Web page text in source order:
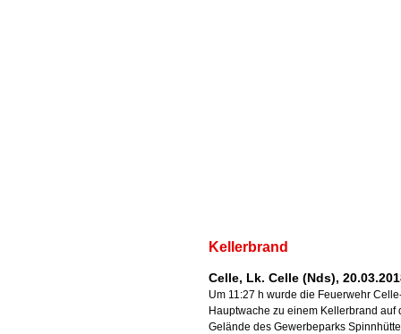
Kellerbrand
Celle, Lk. Celle (Nds),
Um 11:27 h wurde die Feuerwehr
Hauptwache zu einem Kellerbrand auf
Gelände des Gewerbeparks